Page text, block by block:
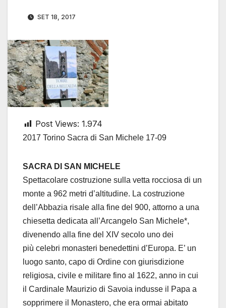
SET 18, 2017
Post Views: 1.974
2017 Torino Sacra di San Michele 17-09
SACRA DI SAN MICHELE
Spettacolare costruzione sulla vetta rocciosa di un
monte a 962 metri d’altitudine. La costruzione
dell’Abbazia risale alla fine del 900, attorno a una
chiesetta dedicata all’Arcangelo San Michele*,
divenendo alla fine del XIV secolo uno dei
più celebri monasteri benedettini d’Europa. E’ un
luogo santo, capo di Ordine con giurisdizione
religiosa, civile e militare fino al 1622, anno in cui
il Cardinale Maurizio di Savoia indusse il Papa a
sopprimere il
Monastero, che era ormai abitato